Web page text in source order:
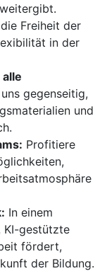
Freiheit der
in der
gegenseitig,
und
Profitiere
In einem
KI-gestützte
fördert,
der Bildung.